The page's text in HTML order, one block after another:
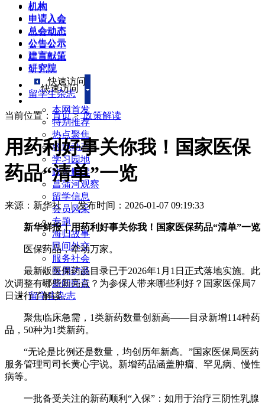
机构
申请入会
总会动态
公告公示
建言献策
研究院
快速访问
本网首发
特别推荐
热点聚焦
各地动态
学习园地
政策解读
菖蒲河观察
留学信息
会员风采
专题
海归故事
民间外交
服务社会
每周访谈
新闻回音
留学生杂志
机构
申请入会
总会动态
公告公示
建言献策
研究院
快速访问
留学生杂志
当前位置： 首页>政策解读
用药利好事关你我！国家医保
药品“清单”一览
来源：新华社 |发布时间：2026-01-07 09:19:33
新华鲜报｜用药利好事关你我！国家医保药品“清单”一览
医保药品，牵动万家。
最新版医保药品目录已于2026年1月1日正式落地实施。此
次调整有哪些新亮点？为参保人带来哪些利好？国家医保局7
日进行了解读。
聚焦临床急需，1类新药数量创新高——目录新增114种药
品，50种为1类新药。
“无论是比例还是数量，均创历年新高。”国家医保局医药
服务管理司司长黄心宇说。新增药品涵盖肿瘤、罕见病、慢性
病等。
一批备受关注的新药顺利“入保”：如用于治疗三阴性乳腺